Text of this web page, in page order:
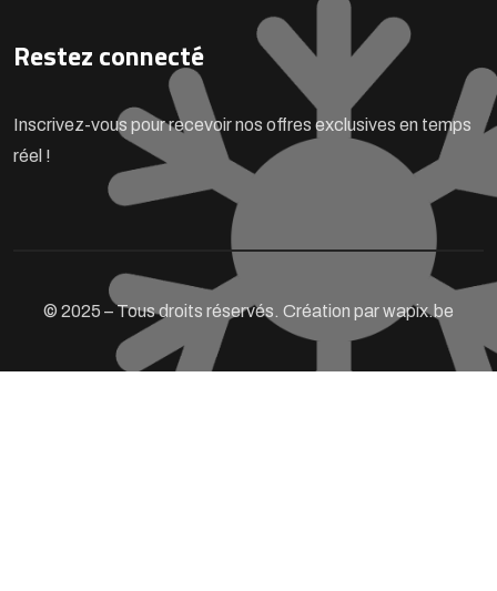
Restez connecté
Inscrivez-vous pour recevoir nos offres exclusives en temps
réel !
© 2025 – Tous droits réservés. Création par wapix.be